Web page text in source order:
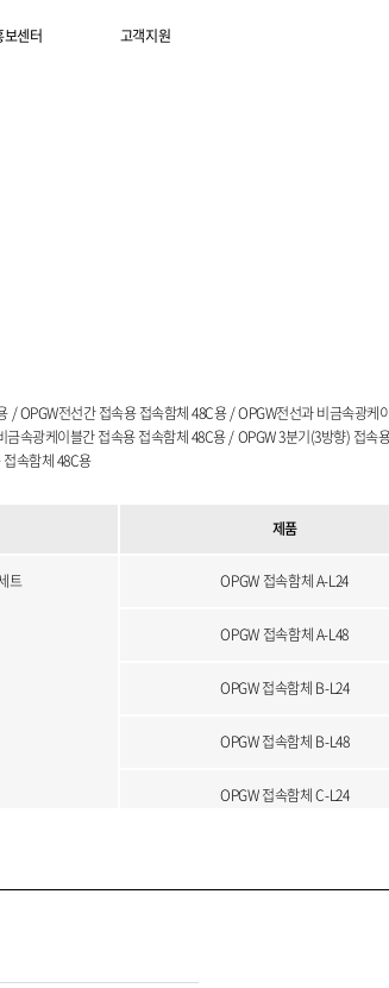
보센터 고객지원
/ OPGW전선간 접속용 접속함체 48C용 / OPGW전선과 비금속광케
속광케이블간 접속용 접속함체 48C용 / OPGW 3분기(3방향) 접속
속함체 48C용
제품
트 OPGW 접속함체 A-L24
OPGW 접속함체 A-L48
OPGW 접속함체 B-L24
OPGW 접속함체 B-L48
OPGW 접속함체 C-L24